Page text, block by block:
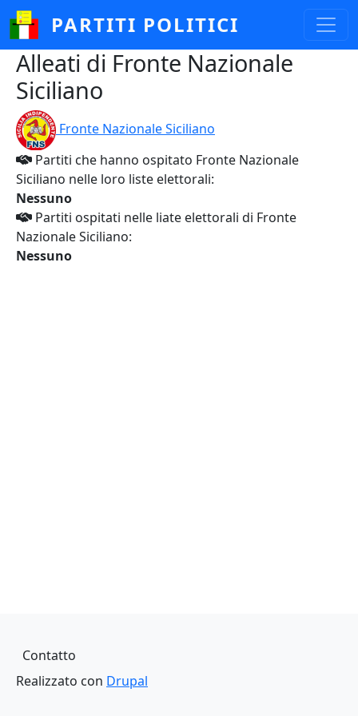
Salta al contenuto principale
PARTITI POLITICI
Alleati di Fronte Nazionale
Siciliano
Fronte Nazionale Siciliano
Partiti che hanno ospitato Fronte Nazionale
Siciliano nelle loro liste elettorali:
Nessuno
Partiti ospitati nelle liate elettorali di Fronte
Nazionale Siciliano:
Nessuno
Piè di pagina
Contatto
Realizzato con Drupal